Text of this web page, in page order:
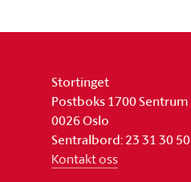
Stortinget
Postboks 1700 Sentrum
0026 Oslo
Sentralbord: 23 31 30 50
Kontakt oss